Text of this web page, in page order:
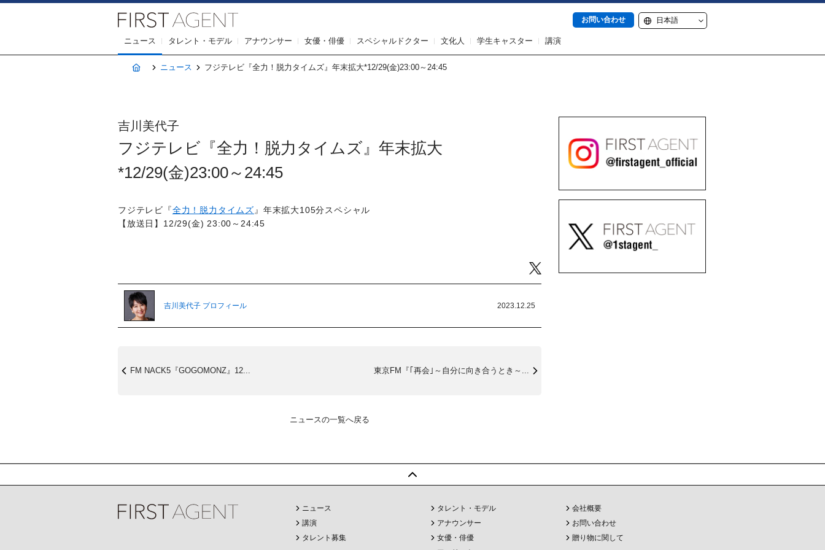
お問い合わせ
ニュース タレント・モデル アナウンサー 女優・俳優 スペシャルドクター 文化人 学生キャスター 講演
ホームニュース フジテレビ『全力！脱力タイムズ』年末拡大*12/29(金)23:00～24:45
吉川美代子
フジテレビ『全力！脱力タイムズ』年末拡大
*12/29(金)23:00～24:45
フジテレビ『全力！脱力タイムズ 』年末拡大105分スペシャル
【放送日】12/29(金) 23:00～24:45
吉川美代子 プロフィール 2023.12.25
FM NACK5『GOGOMONZ』12... 東京FM『｢再会｣～自分に向き合うとき～...
ニュースの一覧へ戻る
ニュース
講演
タレント募集
タレント・モデル
アナウンサー
女優・俳優
会社概要
お問い合わせ
贈り物に関して